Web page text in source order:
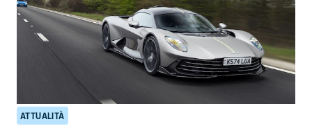
ATTUALITÀ